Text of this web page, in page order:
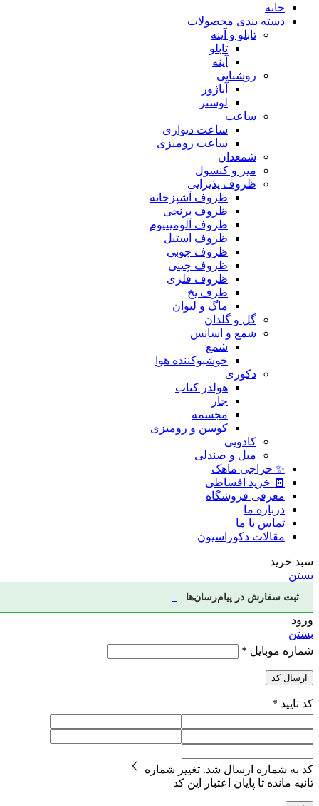
خانه
دسته بندی محصولات
تابلو و آینه
تابلو
آینه
روشنایی
آباژور
لوستر
ساعت
ساعت دیواری
ساعت رومیزی
شمعدان
میز و کنسول
ظروف پذیرایی
ظروف آشپزخانه
ظروف برنجی
ظروف آلومینیوم
ظروف استیل
ظروف چوبی
ظروف چینی
ظروف فلزی
ظرف یخ
ماگ و لیوان
گل و گلدان
شمع و اسانس
شمع
خوشبوکننده هوا
دکوری
هولدر کتاب
جار
مجسمه
کوسن و رومیزی
کادویی
مبل و صندلی
✨ حراجی ماهک
🧾 خرید اقساطی
معرفی فروشگاه
درباره ما
تماس با ما
مقالات دکوراسیون
سبد خرید
بستن
ثبت سفارش در پیام‌رسان‌ها
ورود
بستن
شماره موبایل *
ارسال کد
کد تایید *
کد به شماره ارسال شد. تغییر شماره
ثانیه مانده تا پایان اعتبار این کد